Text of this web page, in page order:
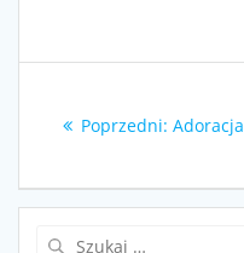
wpisu
Poprzedni: Poprzedni
Adoracja